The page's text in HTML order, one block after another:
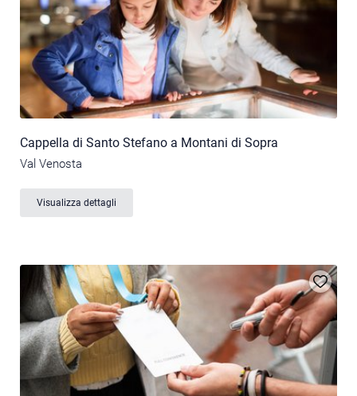
Cappella di Santo Stefano a Montani di Sopra
Val Venosta
Visualizza dettagli